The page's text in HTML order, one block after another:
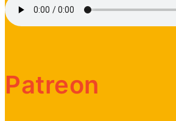
Patreon